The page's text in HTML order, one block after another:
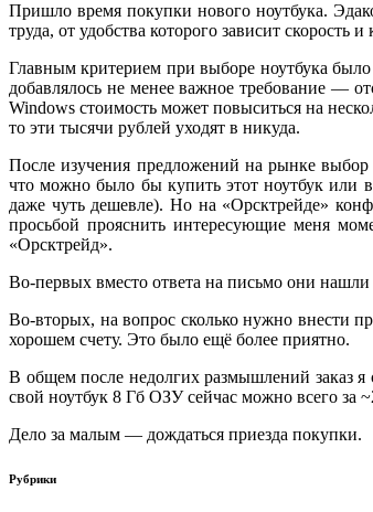
Пришло время покупки нового ноутбука.
труда, от удобства которого зависит скорость и
Главным критерием при выборе ноутбука
добавлялось не менее важное требование —
Windows стоимость может повыситься на
то эти тысячи рублей уходят в никуда.
После изучения предложений на рынке выбор
что можно было бы купить этот ноутбук или
даже чуть дешевле). Но на «Орсктрейде»
просьбой прояснить интересующие меня
«Орсктрейд».
Во-первых вместо ответа на письмо они
Во-вторых, на вопрос сколько нужно внести
хорошем счету. Это было ещё более приятно.
В общем после недолгих размышлений заказ
свой ноутбук 8 Гб ОЗУ сейчас можно всего за
Дело за малым — дождаться приезда покупки.
Рубрики